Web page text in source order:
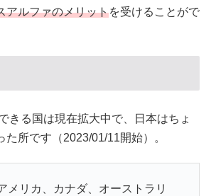
アルファのメリットを受けることがで
きる国は現在拡大中で、日本はちょ
た所です（2023/01/11開始）。
メリカ、カナダ、オーストラリ